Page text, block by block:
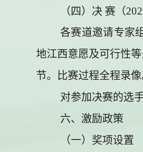
（四）决 赛 （
各赛道邀请专家
地江西意愿及可行性
节。比赛过程全程录
对参加决赛的选
六、 激励政策
（一）奖项设置